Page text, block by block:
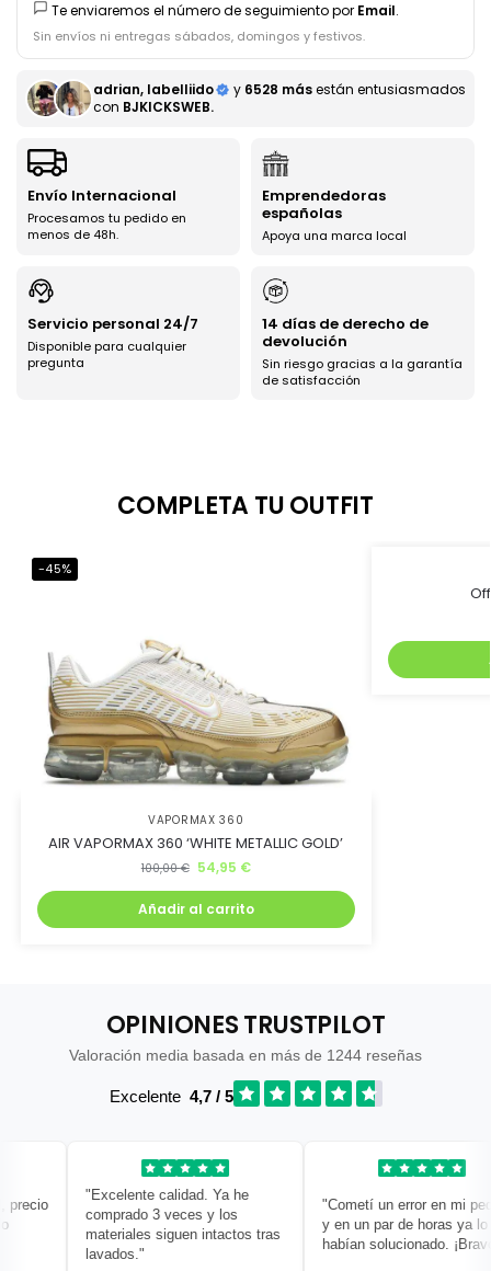
Te enviaremos el número de seguimiento por Email.
Sin envíos ni entregas sábados, domingos y festivos.
adrian, labelliido y 6528 másestán entusiasmados
con BJKICKSWEB.
Envío Internacional
Procesamos tu pedido en
menos de 48h.
Emprendedoras
españolas
Apoya una marca local
Servicio personal 24/7
Disponible para cualquier
pregunta
14 días de derecho de
devolución
Sin riesgo gracias a la garantía
de satisfacción
COMPLETA TU OUTFIT
-45%
VAPORMAX 360
AIR VAPORMAX 360 ‘WHITE METALLIC GOLD’
100,00€ 54,95 €
Añadir al carrito
OPINIONES TRUSTPILOT
Valoración media basada en más de 1244 reseñas
Excelente 4,7 / 5
"Excelente calidad. Ya he
comprado 3 veces y los
materiales siguen intactos tras
lavados."
"Cometí un error en mi
y en un par de horas ya lo
habían solucionado. ¡Bravo!"